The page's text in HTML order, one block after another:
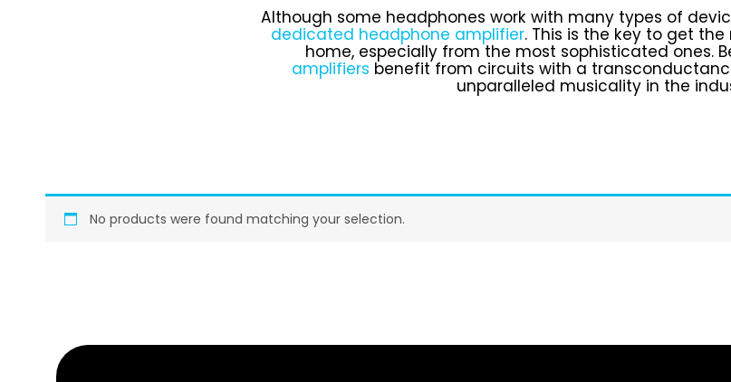
Although some headphones work with many types of
dedicated headphone amplifier. This is the key to get
home, especially from the most sophisticated ones.
amplifiers benefit from circuits with a
unparalleled musicality in the
No products were found matching your selection.